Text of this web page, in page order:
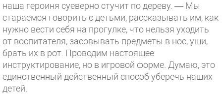
наша героиня суеверно стучит по дереву. — Мы
стараемся говорить с детьми, рассказывать им, как
нужно вести себя на прогулке, что нельзя уходить
от воспитателя, засовывать предметы в нос, уши,
брать их в рот. Проводим настоящее
инструктирование, но в игровой форме. Думаю, это
единственный действенный способ уберечь наших
детей.